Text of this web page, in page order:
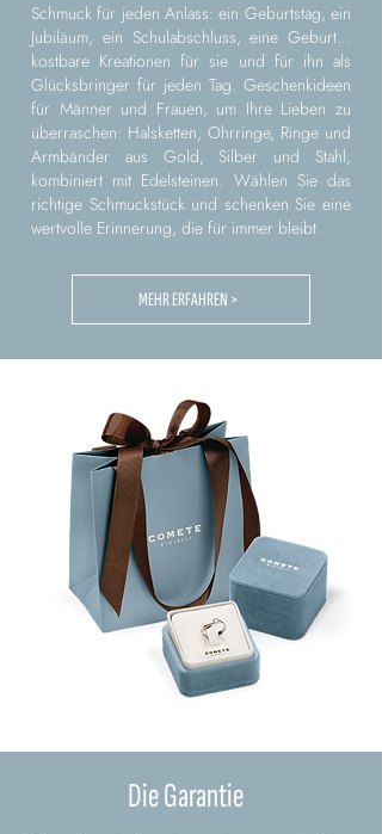
Schmuck für jeden Anlass: ein Geburtstag, ein
Jubiläum, ein Schulabschluss, eine Geburt...
kostbare Kreationen für sie und für ihn als
Glücksbringer für jeden Tag. Geschenkideen
für Männer und Frauen, um Ihre Lieben zu
überraschen: Halsketten, Ohrringe, Ringe und
Armbänder aus Gold, Silber und Stahl,
kombiniert mit Edelsteinen. Wählen Sie das
richtige Schmuckstück und schenken Sie eine
wertvolle Erinnerung, die für immer bleibt.
MEHR ERFAHREN >
Die Garantie